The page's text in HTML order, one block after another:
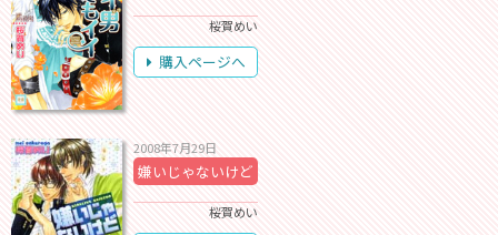
桜賀めい
購入ページへ
2008年7月29日
嫌いじゃないけど
桜賀めい